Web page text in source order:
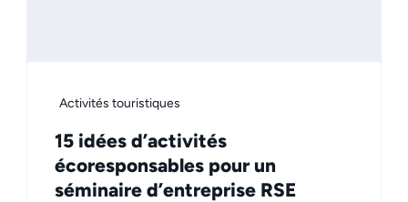
Activités touristiques
15 idées d’activités
écoresponsables pour un
séminaire d’entreprise RSE